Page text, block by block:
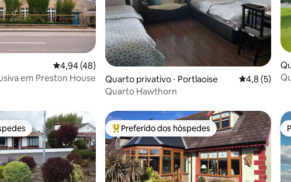
5, 16 avaliações
4,94 de uma avaliação média de 5, 48 avaliações
4,94 (48)
em Preston House
Quarto privativo ⋅ Portlaoise 4,8 de uma
4,8 (5)
Quarto Hawthorn
Entre os melhores preferidos dos hóspedes
Preferido dos hóspedes